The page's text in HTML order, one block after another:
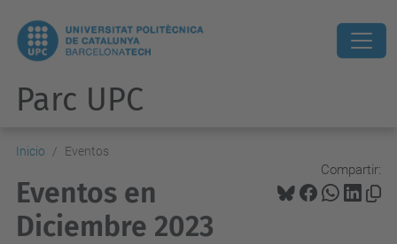
Parc UPC
Inicio Eventos
Compartir:
Eventos en
Diciembre 2023